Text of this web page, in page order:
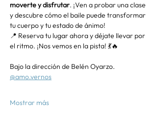
moverte y disfrutar. ¡Ven a probar una clase
y descubre cómo el baile puede transformar
tu cuerpo y tu estado de ánimo!
📍 Reserva tu lugar ahora y déjate llevar por
el ritmo. ¡Nos vemos en la pista! 💃🔥
Bajo la dirección de Belén Oyarzo.
@amo.vernos
Mostrar más